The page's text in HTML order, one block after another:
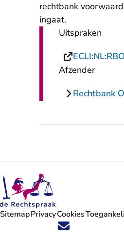
rechtbank
ingaat.
Uitspraken
Afzender
Rechtbank
Volg ons op X (Twitter) - U verlaat
Volg ons op Facebook - U
Volg ons op Instagram - U
Volg ons op Youtube - U
Volg ons op LinkedIn
'Blijf op de
SitemapPrivacyCookies